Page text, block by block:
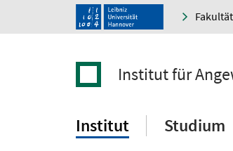
Institut für
Institut Studium